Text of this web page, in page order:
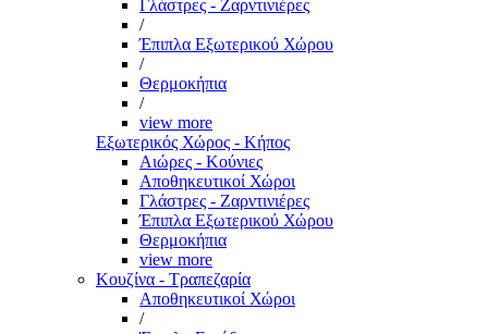
Γλάστρες - Ζαρντινιέρες
/
Έπιπλα Εξωτερικού Χώρου
/
Θερμοκήπια
/
view more
Εξωτερικός Χώρος - Κήπος
Αιώρες - Κούνιες
Αποθηκευτικοί Χώροι
Γλάστρες - Ζαρντινιέρες
Έπιπλα Εξωτερικού Χώρου
Θερμοκήπια
view more
Κουζίνα - Τραπεζαρία
Αποθηκευτικοί Χώροι
/